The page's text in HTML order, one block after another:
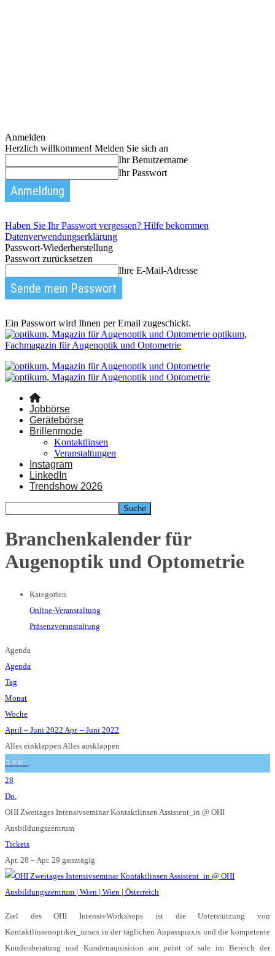
Anmelden
Herzlich willkommen! Melden Sie sich an
Ihr Benutzername
Ihr Passwort
Haben Sie Ihr Passwort vergessen? Hilfe bekommen
Datenverwendungserklärung
Passwort-Wiederherstellung
Passwort zurücksetzen
Ihre E-Mail-Adresse
Ein Passwort wird Ihnen per Email zugeschickt.
optikum,
Fachmagazin für Augenoptik und Optometrie
Jobbörse
Gerätebörse
Brillenmode
Kontaktlinsen
Veranstaltungen
Instagram
LinkedIn
Trendshow 2026
Branchenkalender für
Augenoptik und Optometrie
Kategorien
Online-Veranstaltung
Präsenzveranstaltung
Agenda
Agenda
Tag
Monat
Woche
April – Juni 2022 Apr. – Juni 2022
Alles einklappen Alles ausklappen
APR.
28
Do.
OHI Zweitages Intensivseminar Kontaktlinsen Assistent_in @ OHI
Ausbildungszentrum
Tickets
Apr. 28 – Apr. 29 ganztägig
Ziel des OHI IntensivWorkshops ist die Unterstützung von
Kontaktlinsenoptiker_innen in der täglichen Anpasspraxis und die kompetente
Kundenberatung und Kundenaquisition am point of sale im Bereich der